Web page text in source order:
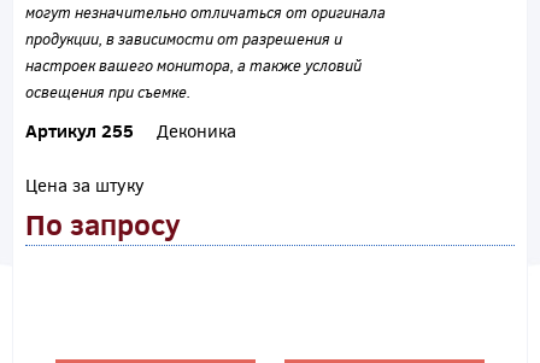
могут незначительно отличаться от оригинала
продукции, в зависимости от разрешения и
настроек вашего монитора, а также условий
освещения при съемке.
Артикул 255 Деконика
Цена за штуку
По запросу